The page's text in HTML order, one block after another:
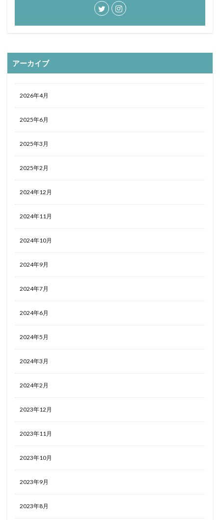
アーカイブ
2026年4月
2025年6月
2025年3月
2025年2月
2024年12月
2024年11月
2024年10月
2024年9月
2024年7月
2024年6月
2024年5月
2024年3月
2024年2月
2023年12月
2023年11月
2023年10月
2023年9月
2023年8月